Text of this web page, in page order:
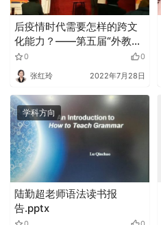
后疫情时代需要怎样的跨文
化能力？——第五届“外教社
杯”上海市高校学生跨文化能
力大赛圆满落幕
0 0
张红玲 2022年7月28日
学科方向
陆勤超老师语法读书报
告.pptx